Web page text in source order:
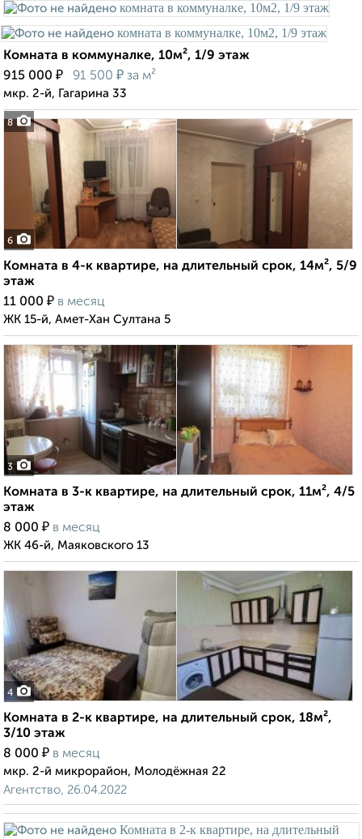
8
Комната в коммуналке, 10м², 1/9 этаж
915 000 ₽ 91 500 ₽ за м²
мкр. 2-й, Гагарина 33
6
Комната в 4-к квартире, на длительный срок, 14м², 5/9
этаж
11 000 ₽ в месяц
ЖК 15-й, Амет-Хан Султана 5
3
Комната в 3-к квартире, на длительный срок, 11м², 4/5
этаж
8 000 ₽ в месяц
ЖК 46-й, Маяковского 13
4
Комната в 2-к квартире, на длительный срок, 18м²,
3/10 этаж
8 000 ₽ в месяц
мкр. 2-й микрорайон, Молодёжная 22
Агентство, 26.04.2022